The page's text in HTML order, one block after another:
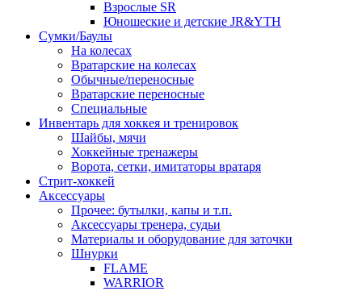
Взрослые SR
Юношеские и детские JR&YTH
Сумки/Баулы
На колесах
Вратарские на колесах
Обычные/переносные
Вратарские переносные
Специальные
Инвентарь для хоккея и тренировок
Шайбы, мячи
Хоккейные тренажеры
Ворота, сетки, имитаторы вратаря
Стрит-хоккей
Аксессуары
Прочее: бутылки, капы и т.п.
Аксессуары тренера, судьи
Материалы и оборудование для заточки
Шнурки
FLAME
WARRIOR